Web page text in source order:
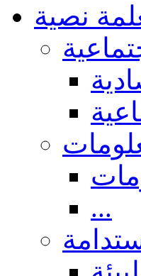
نصية
...